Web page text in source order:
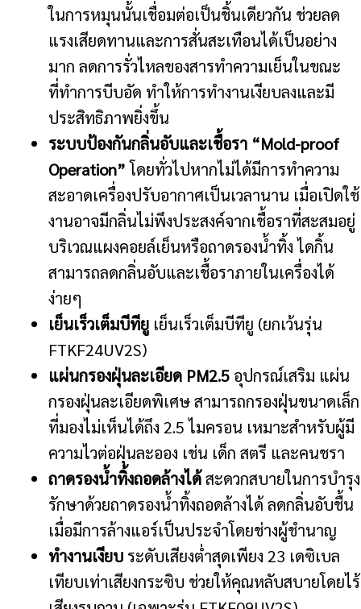
ในการหมุนนั้นเชื่อมต่อเป็นชิ้นเดียวกัน ช่วยลด
แรงเสียดทานและการสั่นสะเทือนได้เป็นอย่าง
มาก ลดการรั่วไหลของสารทำความเย็นในขณะ
ที่ทำการบีบอัด ทำให้การทำงานเงียบลงและมี
ประสิทธิภาพยิ่งขึ้น
ระบบป้องกันกลิ่นอับและเชื้อรา “Mold-proof
Operation”โดยทั่วไปหากไม่ได้มีการทำความ
สะอาดเครื่องปรับอากาศเป็นเวลานาน เมื่อเปิดใช้
งานอาจมีกลิ่นไม่พึงประสงค์จากเชื้อราที่สะสมอยู่
บริเวณแผงคอยล์เย็นหรือถาดรองน้ำทิ้ง ไดกิ้น
สามารถลดกลิ่นอับและเชื้อราภายในเครื่องได้
ง่ายๆ
เย็นเร็วเต็มบีทียู เย็นเร็วเต็มบีทียู (ยกเว้นรุ่น
FTKF24UV2S)
แผ่นกรองฝุ่นละเอียด PM2.5 อุปกรณ์เสริม แผ่น
กรองฝุ่นละเอียดพิเศษ สามารถกรองฝุ่นขนาดเล็ก
ที่มองไม่เห็นได้ถึง 2.5 ไมครอน เหมาะสำหรับผู้มี
ความไวต่อฝุ่นละออง เช่น เด็ก สตรี และคนชรา
ถาดรองน้ำทิ้งถอดล้างได้สะดวกสบายในการบำรุง
รักษาด้วยถาดรองน้ำทิ้งถอดล้างได้ ลดกลิ่นอับชื้น
เมื่อมีการล้างแอร์เป็นประจำโดยช่างผู้ชำนาญ
ทำงานเงียบ ระดับเสียงต่ำสุดเพียง 23 เดซิเบล
เทียบเท่าเสียงกระซิบ ช่วยให้คุณหลับสบายโดยไร้